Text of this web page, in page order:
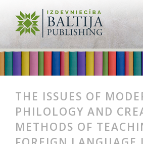
THE ISSUES OF
PHILOLOGY AND
METHODS OF